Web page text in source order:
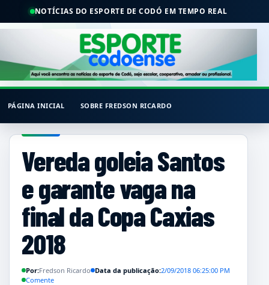
NOTÍCIAS DO ESPORTE DE CODÓ EM TEMPO REAL
PÁGINA INICIAL SOBRE FREDSON RICARDO
Vereda goleia Santos
e garante vaga na
final da Copa Caxias
2018
Por:Fredson Ricardo Data da publicação:2/09/2018 06:25:00 PM
Comente